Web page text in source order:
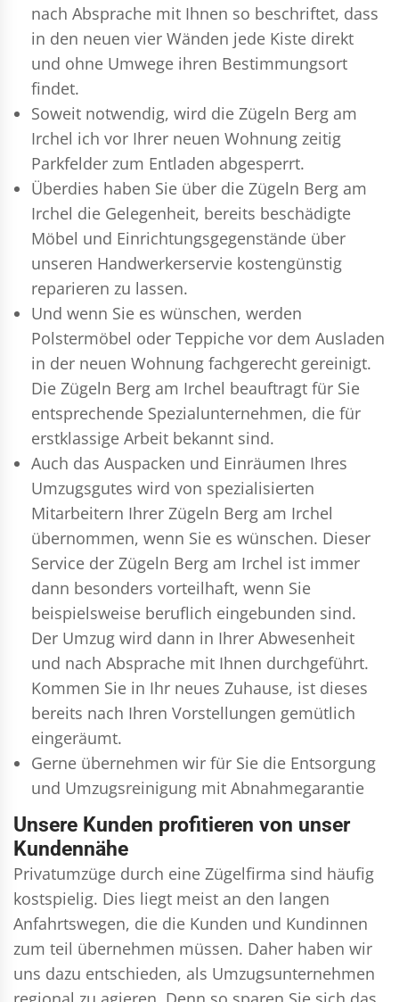
nach Absprache mit Ihnen so beschriftet, dass
in den neuen vier Wänden jede Kiste direkt
und ohne Umwege ihren Bestimmungsort
findet.
Soweit notwendig, wird die Zügeln Berg am
Irchel ich vor Ihrer neuen Wohnung zeitig
Parkfelder zum Entladen abgesperrt.
Überdies haben Sie über die Zügeln Berg am
Irchel die Gelegenheit, bereits beschädigte
Möbel und Einrichtungsgegenstände über
unseren Handwerkerservie kostengünstig
reparieren zu lassen.
Und wenn Sie es wünschen, werden
Polstermöbel oder Teppiche vor dem Ausladen
in der neuen Wohnung fachgerecht gereinigt.
Die Zügeln Berg am Irchel beauftragt für Sie
entsprechende Spezialunternehmen, die für
erstklassige Arbeit bekannt sind.
Auch das Auspacken und Einräumen Ihres
Umzugsgutes wird von spezialisierten
Mitarbeitern Ihrer Zügeln Berg am Irchel
übernommen, wenn Sie es wünschen. Dieser
Service der Zügeln Berg am Irchel ist immer
dann besonders vorteilhaft, wenn Sie
beispielsweise beruflich eingebunden sind.
Der Umzug wird dann in Ihrer Abwesenheit
und nach Absprache mit Ihnen durchgeführt.
Kommen Sie in Ihr neues Zuhause, ist dieses
bereits nach Ihren Vorstellungen gemütlich
eingeräumt.
Gerne übernehmen wir für Sie die Entsorgung
und Umzugsreinigung mit Abnahmegarantie
Unsere Kunden profitieren von unser
Kundennähe
Privatumzüge durch eine Zügelfirma sind häufig
kostspielig. Dies liegt meist an den langen
Anfahrtswegen, die die Kunden und Kundinnen
zum teil übernehmen müssen. Daher haben wir
uns dazu entschieden, als Umzugsunternehmen